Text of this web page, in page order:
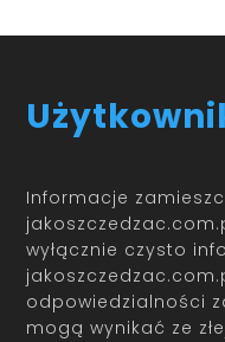
Informacje
wyłącznie czysto
odpowiedzialności
mogą wynikać ze